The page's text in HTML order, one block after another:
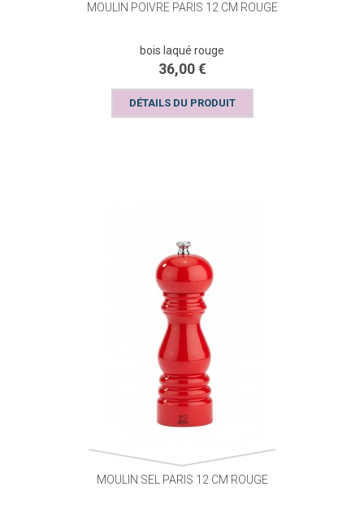
MOULIN POIVRE PARIS 12 CM ROUGE
bois laqué rouge
36,00 €
DÉTAILS DU PRODUIT
MOULIN SEL PARIS 12 CM ROUGE